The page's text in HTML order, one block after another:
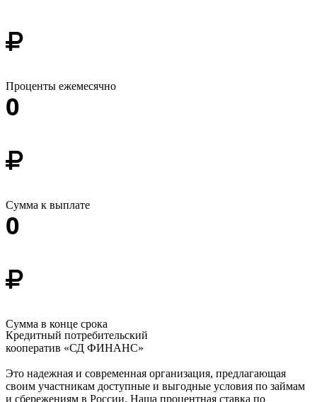
Проценты ежемесячно
0
Сумма к выплате
0
Сумма в конце срока
Кредитный потребительский
кооператив «СД ФИНАНС»
Это надежная и современная организация, предлагающая
своим участникам доступные и выгодные условия по займам
и сбережениям в России. Наша процентная ставка по